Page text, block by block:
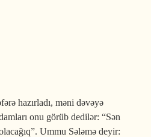
hazırladı, məni dəvəyə
onu görüb dedilər: “Sən
Ummu Sələmə deyir: